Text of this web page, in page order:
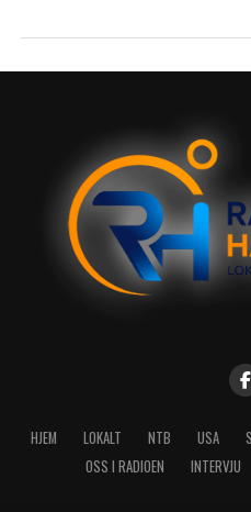
HJEM LOKALT NTB USA
OSS I RADIOEN
INTERVJU